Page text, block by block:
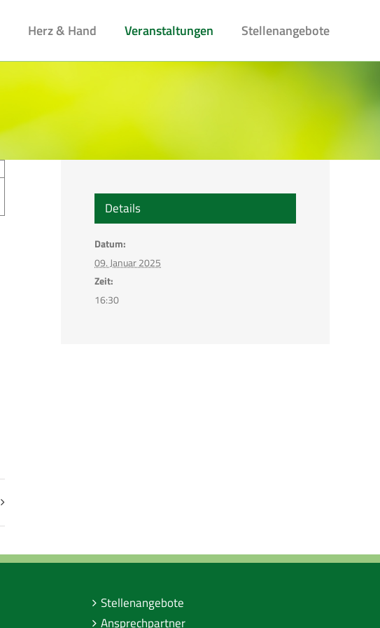
Herz & Hand Veranstaltungen Stellenangebote
Details
Datum:
09. Januar 2025
Zeit:
16:30
Stellenangebote
Ansprechpartner